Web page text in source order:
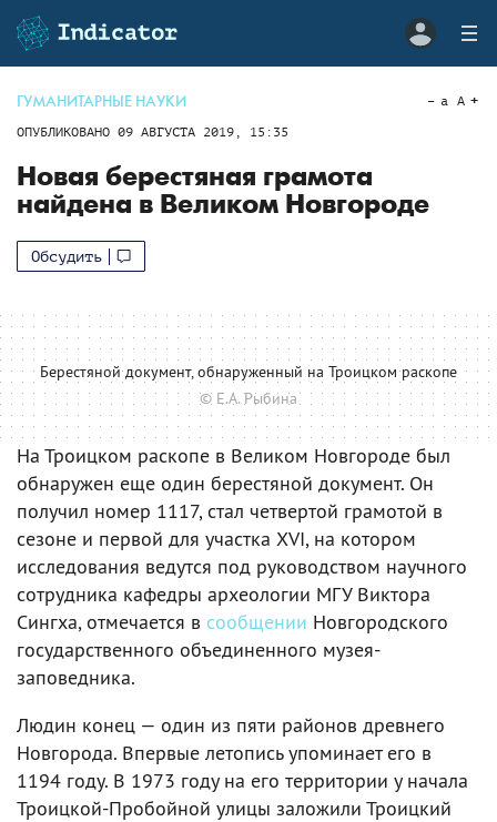
ГУМАНИТАРНЫЕ НАУКИ
ОПУБЛИКОВАНО 09 АВГУСТА 2019, 15:35
a A
Новая берестяная грамота
найдена в Великом Новгороде
Обсудить
Берестяной документ, обнаруженный на Троицком раскопе
© Е.А. Рыбина
На Троицком раскопе в Великом Новгороде был
обнаружен еще один берестяной документ. Он
получил номер 1117, стал четвертой грамотой в
сезоне и первой для участка XVI, на котором
исследования ведутся под руководством научного
сотрудника кафедры археологии МГУ Виктора
Сингха, отмечается в сообщении Новгородского
государственного объединенного музея-
заповедника.
Людин конец — один из пяти районов древнего
Новгорода. Впервые летопись упоминает его в
1194 году. В 1973 году на его территории у начала
Троицкой-Пробойной улицы заложили Троицкий